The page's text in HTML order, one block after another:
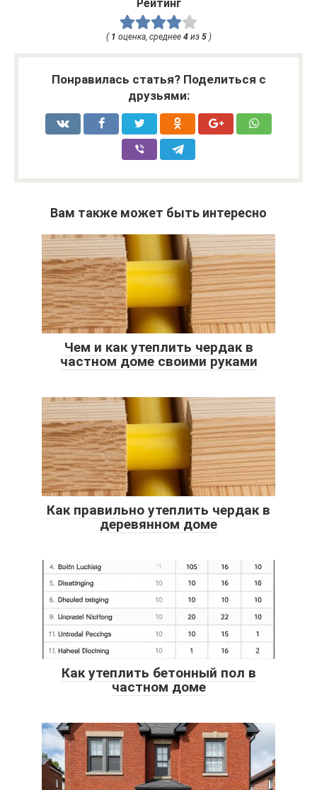
Рейтинг
( 1 оценка, среднее 4из 5)
Понравилась статья? Поделиться с
друзьями:
Вам также может быть интересно
Чем и как утеплить чердак в
частном доме своими руками
Как правильно утеплить чердак в
деревянном доме
Как утеплить бетонный пол в
частном доме